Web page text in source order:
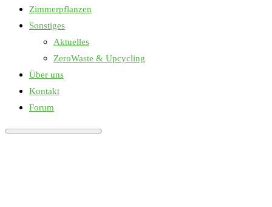
Zimmerpflanzen
Sonstiges
Aktuelles
ZeroWaste & Upcycling
Über uns
Kontakt
Forum